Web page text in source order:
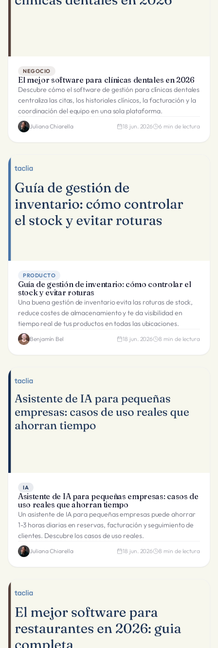
NEGOCIO
El mejor software para clínicas dentales en 2026
Descubre cómo el software de gestión para clínicas dentales
centraliza las citas, los historiales clínicos, la facturación y la
coordinación del equipo en una sola plataforma.
Juliana Chiarella 18 jun. 2026 6 min de lectura
PRODUCTO
Guía de gestión de inventario: cómo controlar el
stock y evitar roturas
Una buena gestión de inventario evita las roturas de stock,
reduce costes de almacenamiento y te da visibilidad en
tiempo real de tus productos en todas las ubicaciones.
Benjamín Bel 18 jun. 2026 8 min de lectura
IA
Asistente de IA para pequeñas empresas: casos de
uso reales que ahorran tiempo
Un asistente de IA para pequeñas empresas puede ahorrar
1-3 horas diarias en reservas, facturación y seguimiento de
clientes. Descubre los casos de uso reales.
Juliana Chiarella 18 jun. 2026 8 min de lectura